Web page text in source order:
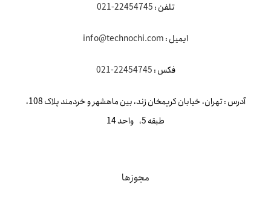
تلفن :22454745-021
ایمیل :info@technochi.com
فکس :22454745-021
آدرس : تهران، خیابان کریمخان زند، بین ماهشهر و خردمند پلاک 108،
طبقه 5، واحد 14
مجوزها